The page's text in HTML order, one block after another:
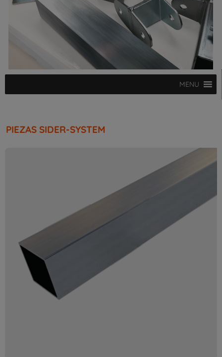
MENU
PIEZAS SIDER-SYSTEM